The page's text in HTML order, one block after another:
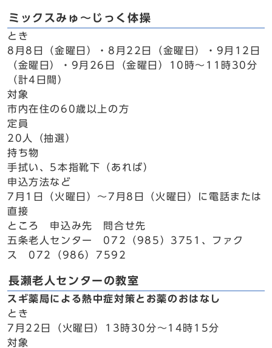
ミックスみゅ～じっく体操
とき
8月8日（金曜日）・8月22日（金曜日）・9月12日
（金曜日）・9月26日（金曜日）10時～11時30分
（計4日間）
対象
市内在住の60歳以上の方
定員
20人（抽選）
持ち物
手拭い、5本指靴下（あれば）
申込方法など
7月1日（火曜日）～7月8日（火曜日）に電話または
直接
ところ 申込み先 問合せ先
五条老人センター 072（985）3751、ファク
ス 072（986）7592
長瀬老人センターの教室
スギ薬局による熱中症対策とお薬のおはなし
とき
7月22日（火曜日）13時30分～14時15分
対象